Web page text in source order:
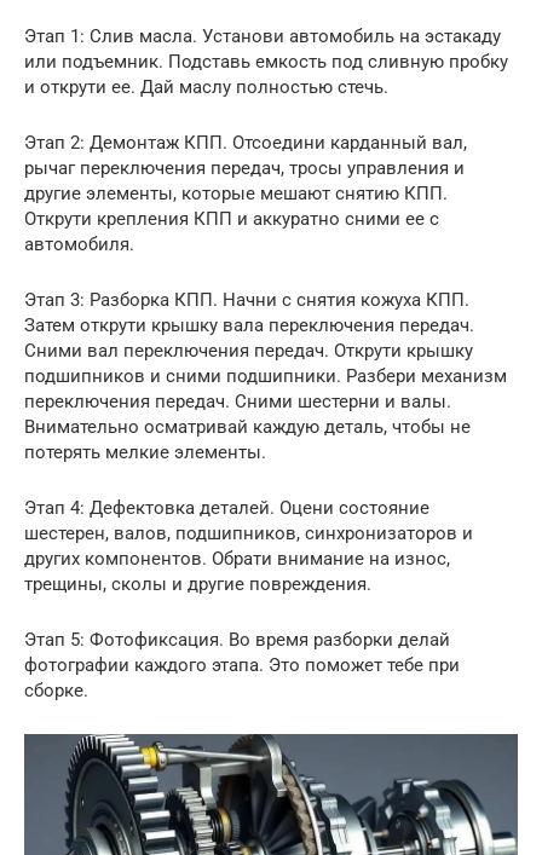
Этап 1: Слив масла. Установи автомобиль на эстакаду
или подъемник. Подставь емкость под сливную пробку
и открути ее. Дай маслу полностью стечь.
Этап 2: Демонтаж КПП. Отсоедини карданный вал,
рычаг переключения передач, тросы управления и
другие элементы, которые мешают снятию КПП.
Открути крепления КПП и аккуратно сними ее с
автомобиля.
Этап 3: Разборка КПП. Начни с снятия кожуха КПП.
Затем открути крышку вала переключения передач.
Сними вал переключения передач. Открути крышку
подшипников и сними подшипники. Разбери механизм
переключения передач. Сними шестерни и валы.
Внимательно осматривай каждую деталь, чтобы не
потерять мелкие элементы.
Этап 4: Дефектовка деталей. Оцени состояние
шестерен, валов, подшипников, синхронизаторов и
других компонентов. Обрати внимание на износ,
трещины, сколы и другие повреждения.
Этап 5: Фотофиксация. Во время разборки делай
фотографии каждого этапа. Это поможет тебе при
сборке.